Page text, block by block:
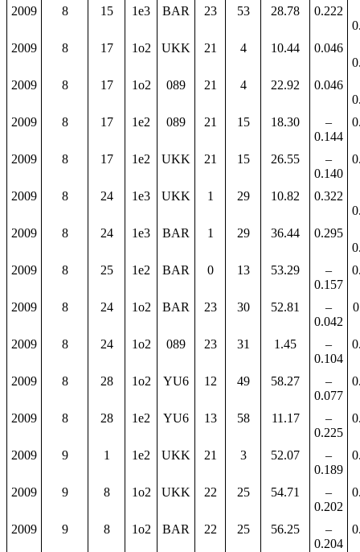
2009
8 15 1e3 BAR 23 53 28.78
0.222
2009
8 17 1o2 UKK 21 4 10.44
0.046
2009
8 17 1o2 089 21 4 22.92
0.046
2009
8 17 1e2 089 21 15 18.30
–
0.144
2009 8 17 1e2 UKK 21 15 26.55
–
0.140
2009 8 24 1e3 UKK 1 29 10.82
0.322
2009
8 24 1e3 BAR 1 29 36.44
0.295
2009
8 25 1e2 BAR 0 13 53.29
–
0.157
2009 8 24 1o2 BAR 23 30 52.81
–
0.042
2009 8 24 1o2 089 23 31 1.45
–
0.104
2009 8 28 1o2 YU6 12 49 58.27
–
0.077
2009 8 28 1e2 YU6 13 58 11.17
–
0.225
2009 9 1 1e2 UKK 21 3 52.07
–
0.189
2009 9 8 1o2 UKK 22 25 54.71
–
0.202
2009 9 8 1o2 BAR 22 25 56.25
–
0.204